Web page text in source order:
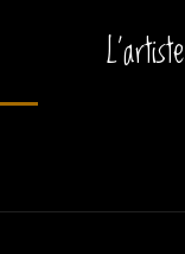
L’artiste